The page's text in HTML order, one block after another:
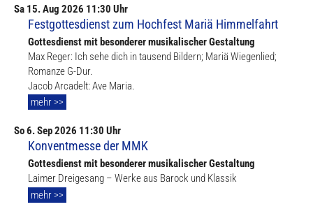
Sa 15. Aug 2026 11:30 Uhr
Festgottesdienst zum Hochfest Mariä Himmelfahrt
Gottesdienst mit besonderer musikalischer Gestaltung
Max Reger: Ich sehe dich in tausend Bildern; Mariä Wiegenlied;
Romanze G-Dur.
Jacob Arcadelt: Ave Maria.
mehr >>
So6. Sep2026 11:30 Uhr
Konventmesse der MMK
Gottesdienst mit besonderer musikalischer Gestaltung
Laimer Dreigesang – Werke aus Barock und Klassik
mehr >>